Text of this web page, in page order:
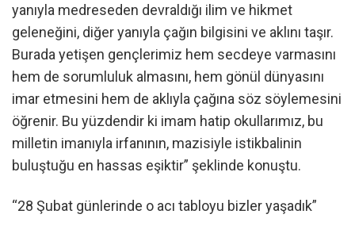
yanıyla medreseden devraldığı ilim ve hikmet
geleneğini, diğer yanıyla çağın bilgisini ve aklını taşır.
Burada yetişen gençlerimiz hem secdeye varmasını
hem de sorumluluk almasını, hem gönül dünyasını
imar etmesini hem de aklıyla çağına söz söylemesini
öğrenir. Bu yüzdendir ki imam hatip okullarımız, bu
milletin imanıyla irfanının, mazisiyle istikbalinin
buluştuğu en hassas eşiktir” şeklinde konuştu.
“28 Şubat günlerinde o acı tabloyu bizler yaşadık”